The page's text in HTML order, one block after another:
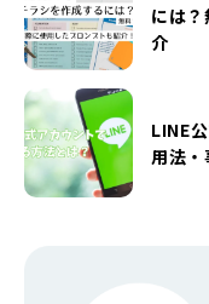
には
介
LINE
用法